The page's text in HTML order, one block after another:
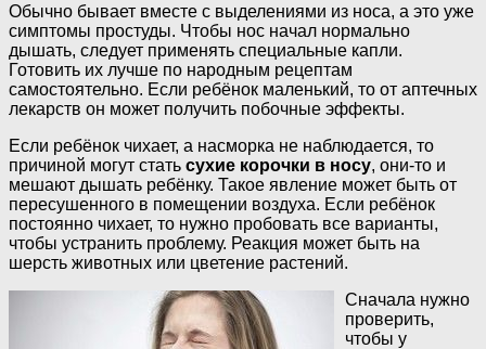
Обычно бывает вместе с выделениями из носа, а это уже
симптомы простуды. Чтобы нос начал нормально
дышать, следует применять специальные капли.
Готовить их лучше по народным рецептам
самостоятельно. Если ребёнок маленький, то от аптечных
лекарств он может получить побочные эффекты.
Если ребёнок чихает, а насморка не наблюдается, то
причиной могут стать сухие корочки в носу, они-то и
мешают дышать ребёнку. Такое явление может быть от
пересушенного в помещении воздуха. Если ребёнок
постоянно чихает, то нужно пробовать все варианты,
чтобы устранить проблему. Реакция может быть на
шерсть животных или цветение растений.
Сначала нужно
проверить,
чтобы у